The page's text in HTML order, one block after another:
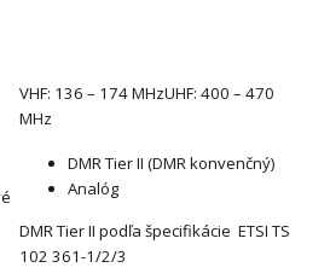
VHF: 136 – 174 MHzUHF: 400 – 470
MHz
DMR Tier II (DMR konvenčný)
Analóg
DMR Tier II podľa špecifikácie ETSI TS
102 361-1/2/3